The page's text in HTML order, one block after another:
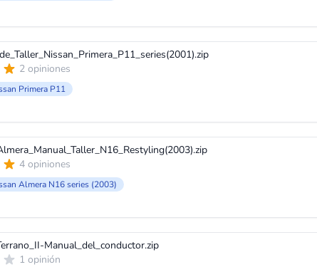
2 opiniones
Primera P11
4 opiniones
Almera N16 series (2003)
Manual_del_conductor.zip
1 opinión